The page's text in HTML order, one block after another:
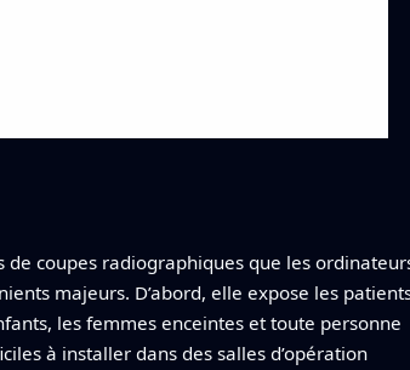
de coupes radiographiques que les
majeurs. D’abord, elle expose les
les femmes enceintes et toute personne
à installer dans des salles d’opération